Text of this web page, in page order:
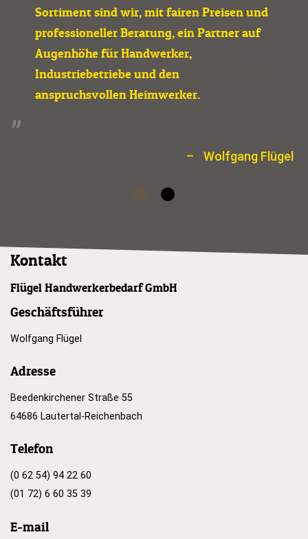
Sortiment sind wir, mit fairen Preisen und
professioneller Beratung, ein Partner auf
Augenhöhe für Handwerker,
Industriebetriebe und den
anspruchsvollen Heimwerker.
Wolfgang Flügel
Kontakt
Flügel Handwerkerbedarf GmbH
Geschäftsführer
Wolfgang Flügel
Adresse
Beedenkirchener Straße 55
64686 Lautertal-Reichenbach
Telefon
(0 62 54) 94 22 60
(01 72) 6 60 35 39
E-mail